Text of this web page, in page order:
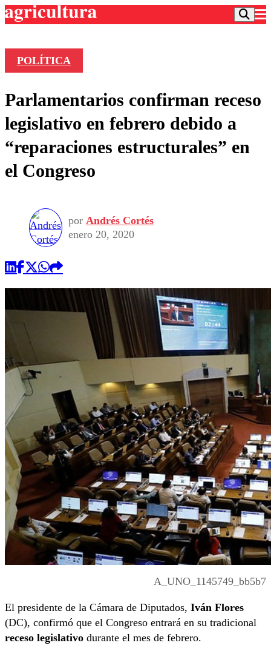
Frecuencias
Agricultura TV
Deportes
Colo Colo
Motor
Torneo Internacional
Torneo Nacional
Entretención
Internacional
Nacional
Vida Social
Programas
Comercial
POLÍTICA
Parlamentarios confirman receso
legislativo en febrero debido a
“reparaciones estructurales” en
el Congreso
por Andrés Cortés
enero 20, 2020
A_UNO_1145749_bb5b7
El presidente de la Cámara de Diputados, Iván Flores
(DC), confirmó que el Congreso entrará en su tradicional
receso legislativo durante el mes de febrero.